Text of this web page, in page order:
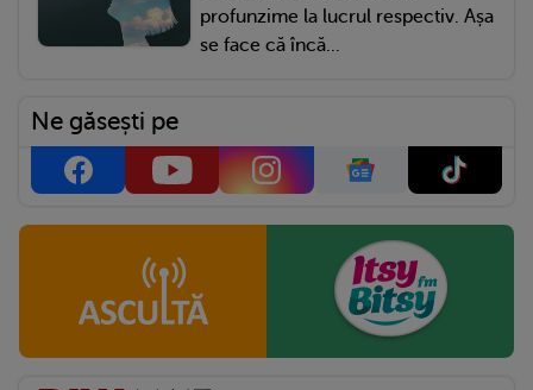
profunzime la lucrul respectiv. Așa
se face că încă...
Ne găsești pe